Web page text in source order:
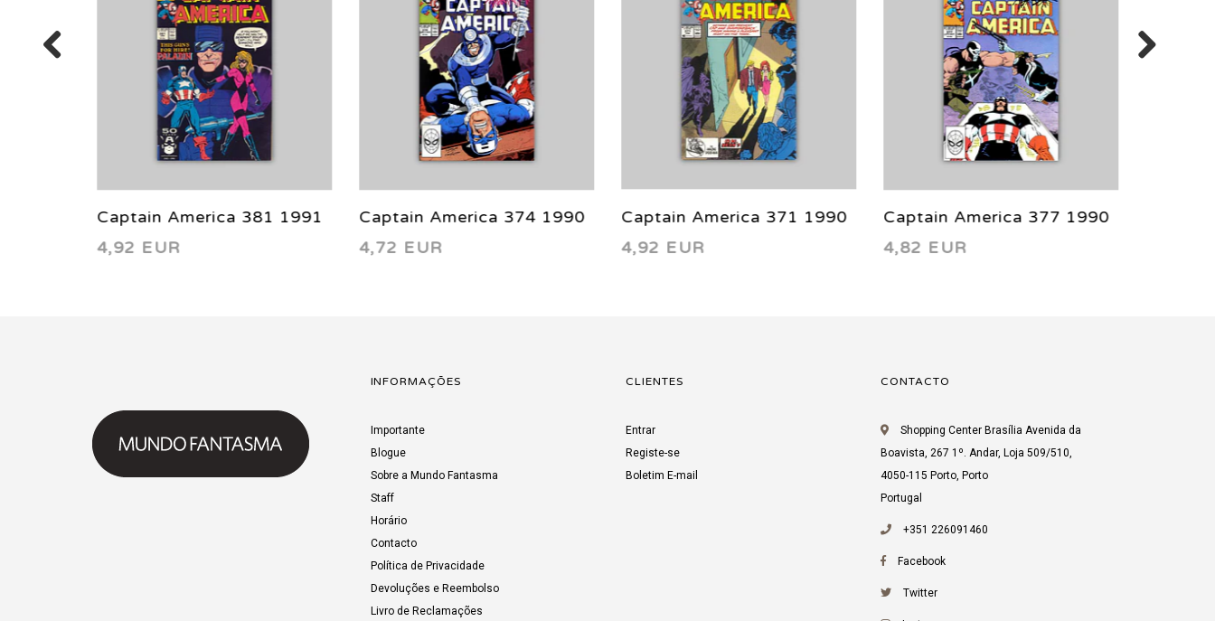
Captain America 374 1990
4,72 EUR
Captain America 371 1990
4,92 EUR
Captain America 377 1990
4,82 EUR
Captain America 384 1991
4,82 EUR
INFORMAÇÕES
Importante
Blogue
Sobre a Mundo Fantasma
Staff
Horário
Contacto
Política de Privacidade
Devoluções e Reembolso
Livro de Reclamações
CLIENTES
Entrar
Registe-se
Boletim E-mail
CONTACTO
Shopping Center Brasília Avenida da
Boavista, 267 1º. Andar, Loja 509/510,
4050-115 Porto, Porto
Portugal
+351 226091460
Facebook
Twitter